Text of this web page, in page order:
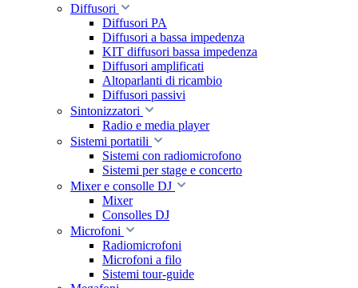
Diffusori
Diffusori PA
Diffusori a bassa impedenza
KIT diffusori bassa impedenza
Diffusori amplificati
Altoparlanti di ricambio
Diffusori passivi
Sintonizzatori
Radio e media player
Sistemi portatili
Sistemi con radiomicrofono
Sistemi per stage e concerto
Mixer e consolle DJ
Mixer
Consolles DJ
Microfoni
Radiomicrofoni
Microfoni a filo
Sistemi tour-guide